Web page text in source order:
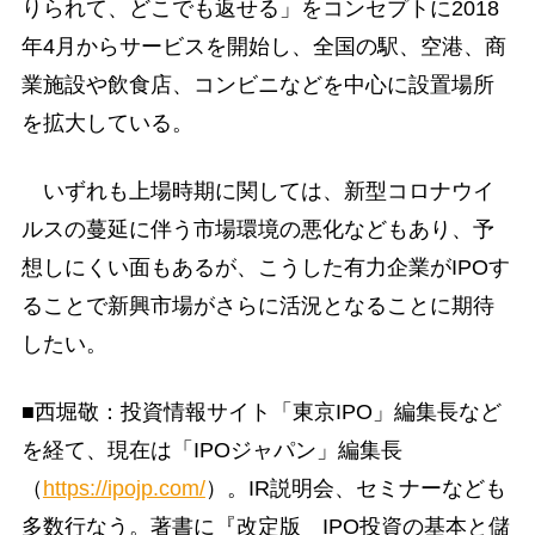
りられて、どこでも返せる」をコンセプトに2018
年4月からサービスを開始し、全国の駅、空港、商
業施設や飲食店、コンビニなどを中心に設置場所
を拡大している。
いずれも上場時期に関しては、新型コロナウイ
ルスの蔓延に伴う市場環境の悪化などもあり、予
想しにくい面もあるが、こうした有力企業がIPOす
ることで新興市場がさらに活況となることに期待
したい。
■西堀敬：投資情報サイト「東京IPO」編集長など
を経て、現在は「IPOジャパン」編集長
（ https://ipojp.com/）。IR説明会、セミナーなども
多数行なう。著書に『改定版 IPO投資の基本と儲